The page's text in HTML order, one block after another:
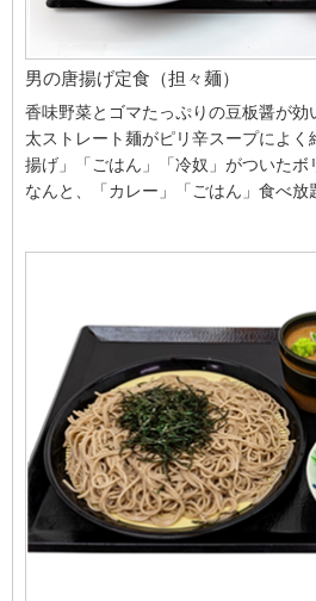
男の唐揚げ定食（担々麺）
香味野菜とゴマたっぷりの豆板醤が効
太ストレート麺がピリ辛スープによ
揚げ」「ごはん」「冷奴」がついたボ
なんと、「カレー」「ごはん」食べ放